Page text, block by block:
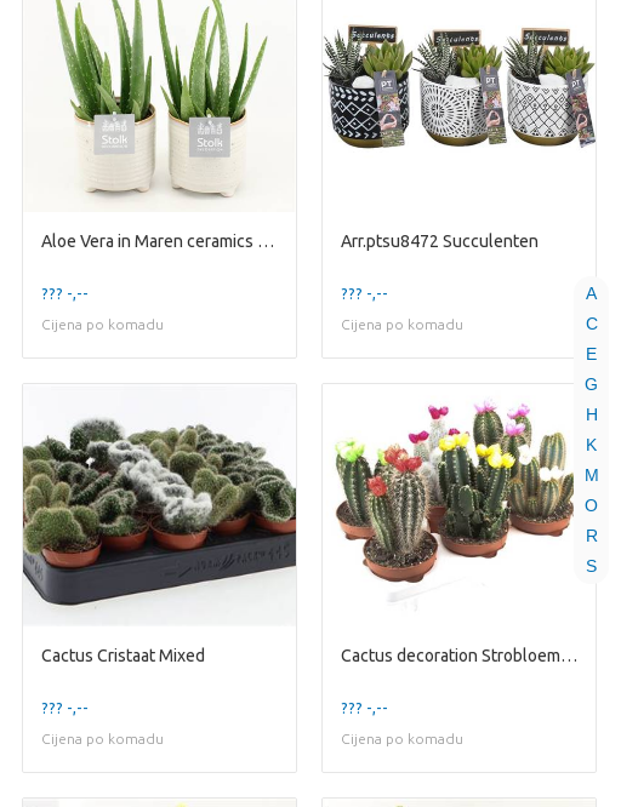
A
C
E
G
H
K
M
O
R
S
Aloe Vera in Maren ceramics Pot
??? -,--
Cijena po komadu
Arr.ptsu8472 Succulenten
??? -,--
Cijena po komadu
Cactus Cristaat Mixed
??? -,--
Cijena po komadu
Cactus decoration Strobloem Mixed
??? -,--
Cijena po komadu